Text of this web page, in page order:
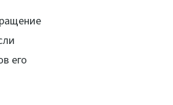
его